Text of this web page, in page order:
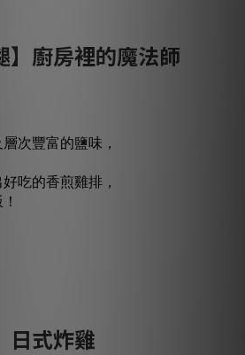
】廚房裡的魔法師
次豐富的鹽味，
吃的香煎雞排，
日式炸雞